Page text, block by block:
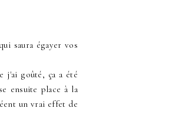
saura égayer vos
j'ai goûté, ça a été
ensuite place à la
un vrai effet de